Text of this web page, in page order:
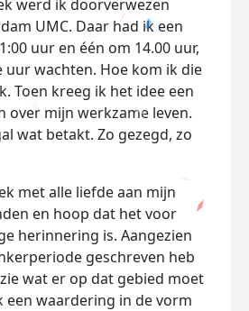
werd ik doorverwezen
UMC. Daar had ik een
uur en één om 14.00 uur,
uur wachten. Hoe kom ik die
Toen kreeg ik het idee een
over mijn werkzame leven.
wat betakt. Zo gezegd, zo
met alle liefde aan mijn
en hoop dat het voor
herinnering is. Aangezien
geschreven heb
wat er op dat gebied moet
een waardering in de vorm